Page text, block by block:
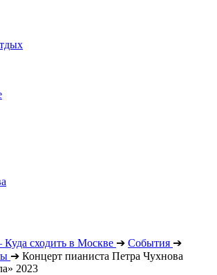
сходить в Москве ➔ События ➔
➔ Концерт пианиста Петра Чухнова
2023